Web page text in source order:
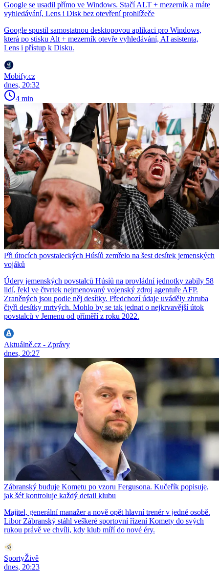
Google se usadil přímo ve Windows. Stačí ALT + mezerník a máte
vyhledávání, Lens i Disk bez otevření prohlížeče
Google spustil samostatnou desktopovou aplikaci pro Windows,
která po stisku Alt + mezerník otevře vyhledávání, AI asistenta,
Lens i přístup k Disku.
Mobify.cz
dnes, 20:32
4 min
Při útocích povstaleckých Húsíů zemřelo na šest desítek jemenských
vojáků
Údery jemenských povstalců Húsíů na provládní jednotky zabily 58
lidí, řekl ve čtvrtek nejmenovaný vojenský zdroj agentuře AFP.
Zraněných jsou podle něj desítky. Předchozí údaje uváděly zhruba
čtyři desítky mrtvých. Mohlo by se tak jednat o nejkrvavější útok
povstalců v Jemenu od příměří z roku 2022.
Aktuálně.cz - Zprávy
dnes, 20:27
Zábranský buduje Kometu po vzoru Fergusona. Kučeřík popisuje,
jak šéf kontroluje každý detail klubu
Majitel, generální manažer a nově opět hlavní trenér v jedné osobě.
Libor Zábranský stáhl veškeré sportovní řízení Komety do svých
rukou právě ve chvíli, kdy klub míří do nové éry.
SportyŽivě
dnes, 20:23